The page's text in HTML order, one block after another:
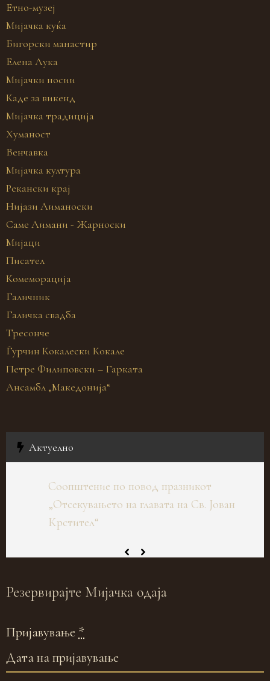
Етно-музеј
Мијачка куќа
Бигорски манастир
Елена Лука
Мијачки носии
Каде за викенд
Мијачка традиција
Хуманост
Венчавка
Мијачка култура
Рекански крај
Нијази Лиманоски
Саме Лимани - Жарноски
Мијаци
Писател
Комеморација
Галичник
Галичка свадба
Тресонче
Ѓурчин Кокалески Кокале
Петре Филиповски – Гарката
Ансамбл „Македонија“
Актуелно
Соопштение по повод празникот
„Отсекувањето на главата на Св. Јован
Крстител“
Резервирајте Мијачка одаја
Пријавување *